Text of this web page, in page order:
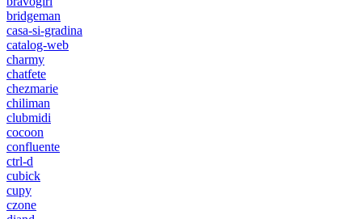
bridgeman
casa-si-gradina
catalog-web
charmy
chatfete
chezmarie
chiliman
clubmidi
cocoon
confluente
ctrl-d
cubick
cupy
czone